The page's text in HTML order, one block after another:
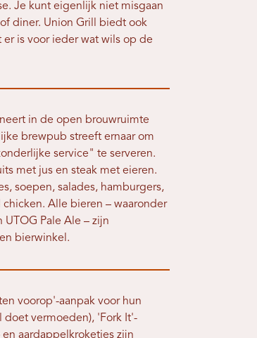
Je kunt eigenlijk niet misgaan
diner. Union Grill biedt ook
is voor ieder wat wils op de
in de open brouwruimte
brewpub streeft ernaar om
service" te serveren.
met jus en steak met eieren.
soepen, salades, hamburgers,
Alle bieren – waaronder
UTOG Pale Ale – zijn
bierwinkel.
voorop'-aanpak voor hun
doet vermoeden), 'Fork It'-
aardappelkroketjes zijn